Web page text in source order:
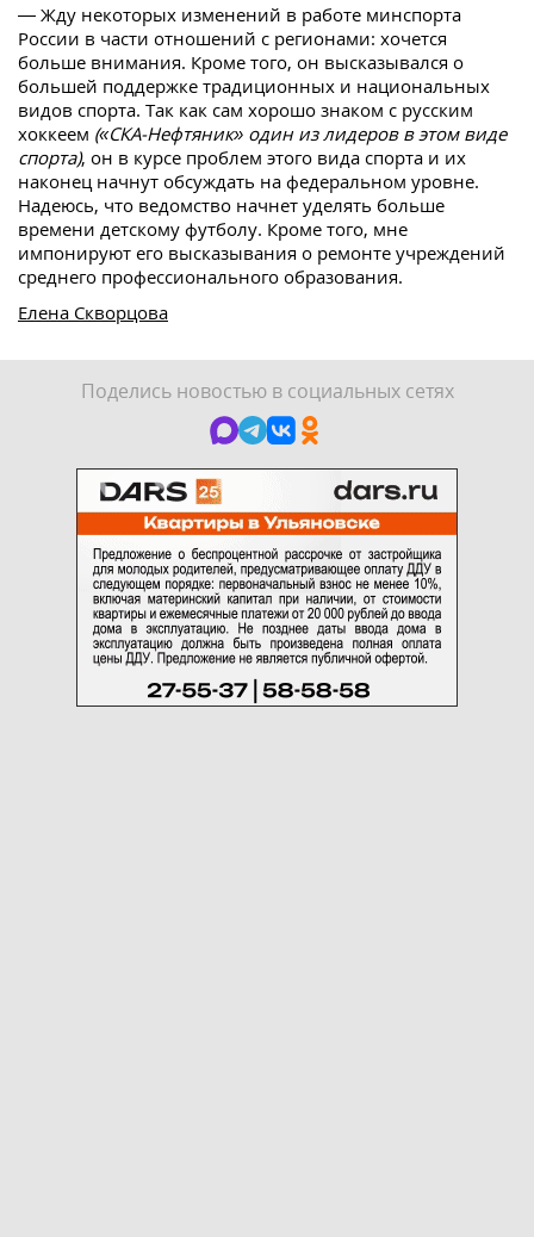
— Жду некоторых изменений в работе минспорта
России в части отношений с регионами: хочется
больше внимания. Кроме того, он высказывался о
большей поддержке традиционных и национальных
видов спорта. Так как сам хорошо знаком с русским
хоккеем («СКА-Нефтяник» один из лидеров в этом виде
спорта), он в курсе проблем этого вида спорта и их
наконец начнут обсуждать на федеральном уровне.
Надеюсь, что ведомство начнет уделять больше
времени детскому футболу. Кроме того, мне
импонируют его высказывания о ремонте учреждений
среднего профессионального образования.
Елена Скворцова
Поделись новостью в социальных сетях